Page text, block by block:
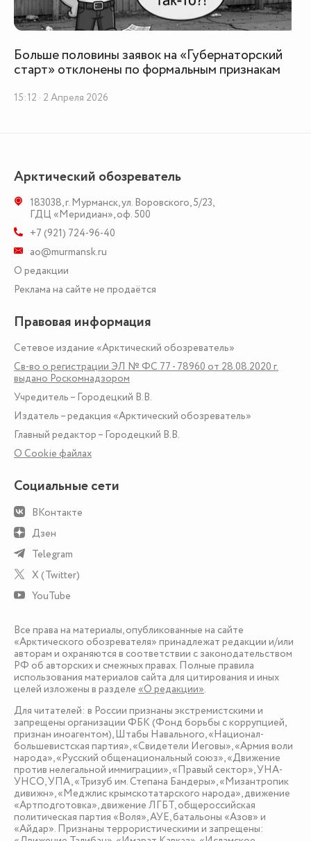
Больше половины заявок на «Губернаторский
старт» отклонены по формальным признакам
15:12 · 2 Апреля 2026
Арктический обозреватель
183038,г. Мурманск,ул. Воровского, 5/23,
ГДЦ «Меридиан», оф. 500
+7 (921) 724-96-40
ao@murmansk.ru
О редакции
Реклама на сайте не продаётся
Правовая информация
Сетевое издание «Арктический обозреватель»
Св-во о регистрации ЭЛ № ФС 77 - 78960 от 28.08.2020 г.
выдано Роскомнадзором
Учредитель – Городецкий В.В.
Издатель – редакция «Арктический обозреватель»
Главный редактор – Городецкий В.В.
О Сookie файлах
Социальные сети
ВКонтакте
Дзен
Telegram
X (Twitter)
YouTube
Все права на материалы, опубликованные на сайте
«Арктического обозревателя» принадлежат редакции и/или
авторам и охраняются в соответствии с законодательством
РФ об авторских и смежных правах. Полные правила
использования материалов сайта для цитирования и иных
целей изложены в разделе «О редакции».
Для читателей: в России признаны экстремистскими и
запрещены организации ФБК (Фонд борьбы с коррупцией,
признан иноагентом), Штабы Навального, «Национал-
большевистская партия», «Свидетели Иеговы», «Армия воли
народа», «Русский общенациональный союз», «Движение
против нелегальной иммиграции», «Правый сектор», УНА-
УНСО, УПА, «Тризуб им. Степана Бандеры», «Мизантропик
дивижн», «Меджлис крымскотатарского народа», движение
«Артподготовка», движение ЛГБТ, общероссийская
политическая партия «Воля», АУЕ, батальоны «Азов» и
«Айдар». Признаны террористическими и запрещены: